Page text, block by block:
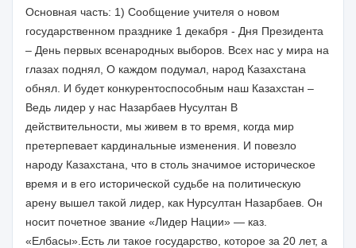
Основная часть: 1) Сообщение учителя о новом
государственном празднике 1 декабря - Дня Президента
– День первых всенародных выборов. Всех нас у мира на
глазах поднял, О каждом подумал, народ Казахстана
обнял. И будет конкурентоспособным наш Казахстан –
Ведь лидер у нас Назарбаев Нусултан В
действительности, мы живем в то время, когда мир
претерпевает кардинальные изменения. И повезло
народу Казахстана, что в столь значимое историческое
время и в его исторической судьбе на политическую
арену вышел такой лидер, как Нурсултан Назарбаев. Он
носит почетное звание «Лидер Нации» — каз.
«Елбасы».Есть ли такое государство, которое за 20 лет, а